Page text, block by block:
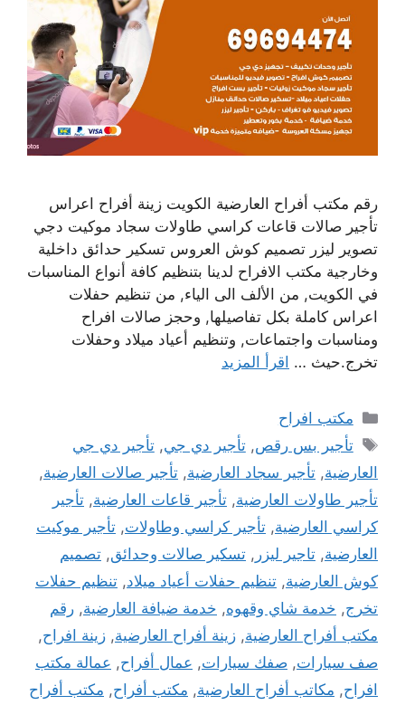
رقم مكتب أفراح العارضية الكويت زينة أفراح اعراس
تأجير صالات قاعات كراسي طاولات سجاد موكيت دجي
تصوير ليزر تصميم كوش العروس تسكير حدائق داخلية
وخارجية مكتب الافراح لدينا بتنظيم كافة أنواع المناسبات
في الكويت, من الألف الى الياء, من تنظيم حفلات
اعراس كاملة بكل تفاصيلها, وحجز صالات افراح
ومناسبات واجتماعات, وتنظيم أعياد ميلاد وحفلات
تخرج.حيث … اقرأ المزيد
التصنيفات
مكتب افراح
الوسوم
تأجير بس رقص,تأجير دي جي,تأجير دي جي
العارضية, تأجير سجاد العارضية, تأجير صالات العارضية,
تأجير طاولات العارضية, تأجير قاعات العارضية, تأجير
كراسي العارضية, تأجير كراسي وطاولات, تأجير موكيت
العارضية, تاجير ليزر , تسكير صالات وحدائق, تصميم
كوش العارضية, تنظيم حفلات أعياد ميلاد, تنظيم حفلات
تخرج, خدمة شاي وقهوه, خدمة ضيافة العارضية, رقم
مكتب أفراح العارضية, زينة أفراح العارضية, زينة افراح,
صف سيارات, صفك سيارات, عمال أفراح, عمالة مكتب
افراح, مكاتب أفراح العارضية, مكتب أفراح, مكتب أفراح